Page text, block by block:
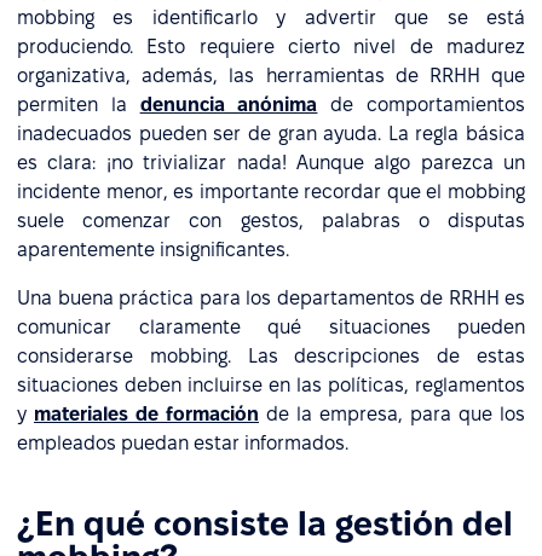
mobbing es identificarlo y advertir que se está
produciendo. Esto requiere cierto nivel de madurez
organizativa, además, las herramientas de RRHH que
permiten la denuncia anónima de comportamientos
inadecuados pueden ser de gran ayuda. La regla básica
es clara: ¡no trivializar nada! Aunque algo parezca un
incidente menor, es importante recordar que el mobbing
suele comenzar con gestos, palabras o disputas
aparentemente insignificantes.
Una buena práctica para los departamentos de RRHH es
comunicar claramente qué situaciones pueden
considerarse mobbing. Las descripciones de estas
situaciones deben incluirse en las políticas, reglamentos
y materiales de formación de la empresa, para que los
empleados puedan estar informados.
¿En qué consiste la gestión del